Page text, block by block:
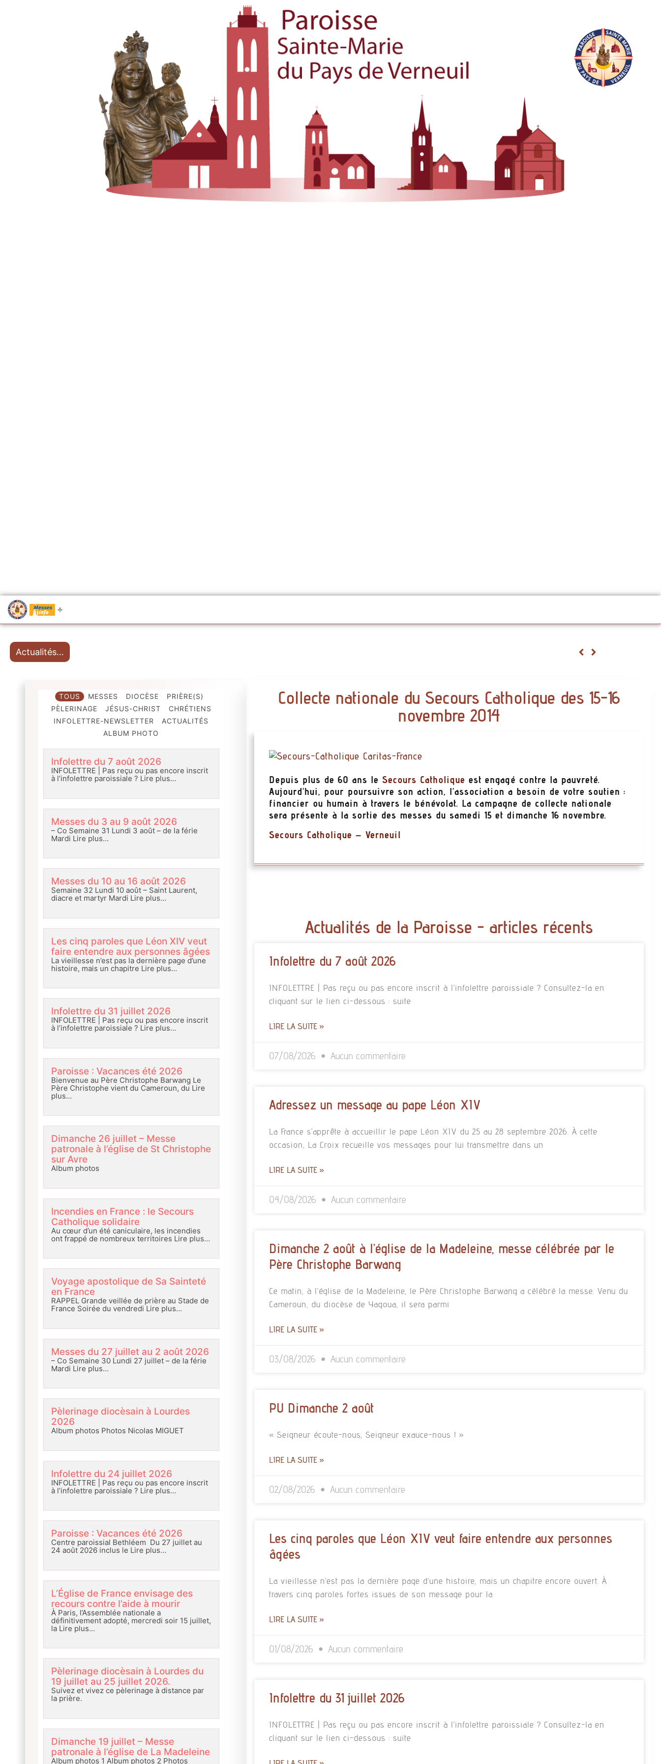
Messes
Actualités…
TOUS MESSES DIOCÈSE
PRIÈRE(S)
PÈLERINAGE
JÉSUS-CHRIST
CHRÉTIENS
INFOLETTRE-NEWSLETTER
ACTUALITÉS
ALBUM PHOTO
Infolettre du 7 août 2026
INFOLETTRE | Pas reçu ou pas encore inscrit
à l’infolettre paroissiale ? Lire plus…
Messes du 3 au 9 août 2026
– Co Semaine 31 Lundi 3 août – de la férie
Mardi Lire plus…
Messes du 10 au 16 août 2026
Semaine 32 Lundi 10 août – Saint Laurent,
diacre et martyr Mardi Lire plus…
Les cinq paroles que Léon XIV veut
faire entendre aux personnes âgées
La vieillesse n’est pas la dernière page d’une
histoire, mais un chapitre Lire plus…
Infolettre du 31 juillet 2026
INFOLETTRE | Pas reçu ou pas encore inscrit
à l’infolettre paroissiale ? Lire plus…
Paroisse : Vacances été 2026
Bienvenue au Père Christophe Barwang Le
Père Christophe vient du Cameroun, du Lire
plus…
Dimanche 26 juillet – Messe
patronale à l’église de St Christophe
sur Avre
Album photos
Incendies en France : le Secours
Catholique solidaire
Au cœur d’un été caniculaire, les incendies
ont frappé de nombreux territoires Lire plus…
Voyage apostolique de Sa Sainteté
en France
RAPPEL Grande veillée de prière au Stade de
France Soirée du vendredi Lire plus…
Messes du 27 juillet au 2 août 2026
– Co Semaine 30 Lundi 27 juillet – de la férie
Mardi Lire plus…
Pèlerinage diocèsain à Lourdes
2026
Album photos Photos Nicolas MIGUET
Infolettre du 24 juillet 2026
INFOLETTRE | Pas reçu ou pas encore inscrit
à l’infolettre paroissiale ? Lire plus…
Paroisse : Vacances été 2026
Centre paroissial Bethléem Du 27 juillet au
24 août 2026 inclus le Lire plus…
L’Église de France envisage des
recours contre l’aide à mourir
À Paris, l’Assemblée nationale a
définitivement adopté, mercredi soir 15 juillet,
la Lire plus…
Pèlerinage diocèsain à Lourdes du
19 juillet au 25 juillet 2026.
Suivez et vivez ce pèlerinage à distance par
la prière.
Dimanche 19 juillet – Messe
patronale à l’église de La Madeleine
Album photos 1 Album photos 2 Photos
Collecte nationale du Secours Catholique des 15-16
novembre 2014
Depuis plus de 60 ans leSecours Catholique est engagé contre la pauvreté.
Aujourd’hui, pour poursuivre son action, l’association a besoin de votre soutien :
financier ou humain à travers le bénévolat. La campagne de collecte nationale
sera présente à la sortie des messes du samedi 15 et dimanche 16 novembre.
Secours Catholique – Verneuil
Actualités de la Paroisse - articles récents
Infolettre du 7 août 2026
INFOLETTRE | Pas reçu ou pas encore inscrit à l’infolettre paroissiale ? Consultez-la en
cliquant sur le lien ci-dessous : suite
LIRE LA SUITE »
07/08/2026 Aucun commentaire
Adressez un message au pape Léon XIV
La France s’apprête à accueillir le pape Léon XIV du 25 au 28 septembre 2026. À cette
occasion, La Croix recueille vos messages pour lui transmettre dans un
LIRE LA SUITE »
04/08/2026 Aucun commentaire
Dimanche 2 août à l’église de la Madeleine, messe célébrée par le
Père Christophe Barwang
Ce matin, à l’église de la Madeleine, le Père Christophe Barwang a célébré la messe. Venu du
Cameroun, du diocèse de Yagoua, il sera parmi
LIRE LA SUITE »
03/08/2026 Aucun commentaire
PU Dimanche 2 août
« Seigneur écoute-nous, Seigneur exauce-nous ! »
LIRE LA SUITE »
02/08/2026 Aucun commentaire
Les cinq paroles que Léon XIV veut faire entendre aux personnes
âgées
La vieillesse n’est pas la dernière page d’une histoire, mais un chapitre encore ouvert. À
travers cinq paroles fortes issues de son message pour la
LIRE LA SUITE »
01/08/2026 Aucun commentaire
Infolettre du 31 juillet 2026
INFOLETTRE | Pas reçu ou pas encore inscrit à l’infolettre paroissiale ? Consultez-la en
cliquant sur le lien ci-dessous : suite